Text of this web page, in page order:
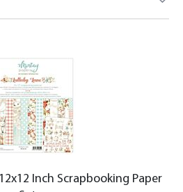
Inch Scrapbooking Paper